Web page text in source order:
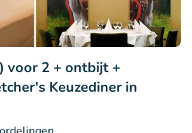
voor 2 + ontbijt +
Keuzediner in